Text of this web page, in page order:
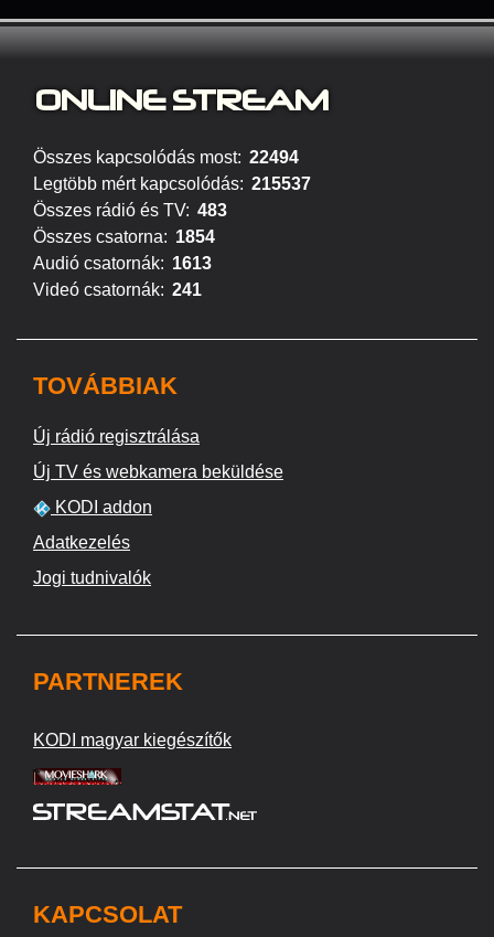
ONLINE STREAM
Összes kapcsolódás most: 22494
Legtöbb mért kapcsolódás: 215537
Összes rádió és TV: 483
Összes csatorna: 1854
Audió csatornák: 1613
Videó csatornák: 241
TOVÁBBIAK
Új rádió regisztrálása
Új TV és webkamera beküldése
KODI addon
Adatkezelés
Jogi tudnivalók
PARTNEREK
KODI magyar kiegészítők
KAPCSOLAT